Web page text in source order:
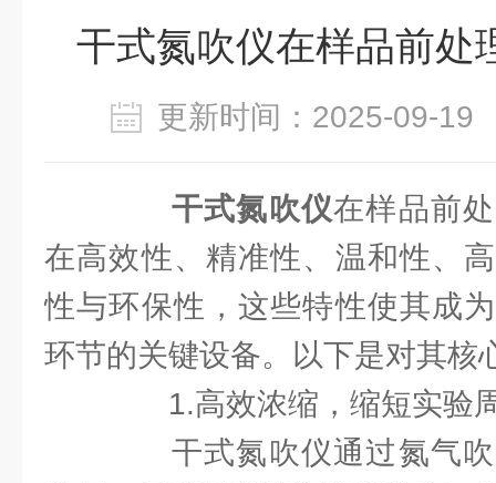
干式氮吹仪在样品前处
更新时间：2025-09-
干式氮吹仪在样品前
在高效性、精准性、温和性、
性与环保性，这些特性使其成
环节的关键设备。以下是对其核
1.高效浓缩，缩短实验
干式氮吹仪通过氮气吹